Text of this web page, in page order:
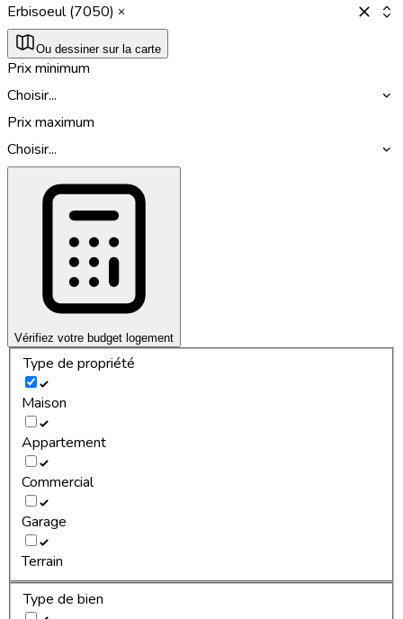
Erbisoeul (7050)
Ou dessiner sur la carte
Prix minimum
Choisir...
Prix maximum
Choisir...
Vérifiez votre budget logement
Type de propriété
Maison
Appartement
Commercial
Garage
Terrain
Type de bien